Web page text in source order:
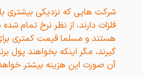
شرکت هایی که نزدیکی بیشتری
فلزات دارند، از نظر نرخ تمام
هستند و مسلما قیمت کمتری
گیرند، مگر اینکه بخواهند پول
آن صورت این هزینه بیشتر